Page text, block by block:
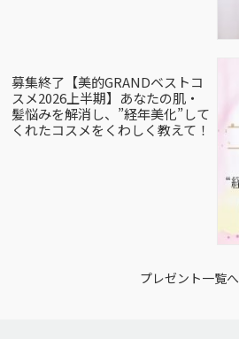
募集終了【美的GRANDベストコ
スメ2026上半期】あなたの肌・
髪悩みを解消し、”経年美化”して
くれたコスメをくわしく教えて！
プレゼント一覧へ